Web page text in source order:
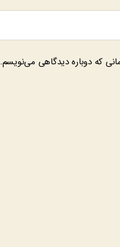
که دوباره دیدگاهی می‌نویسم.